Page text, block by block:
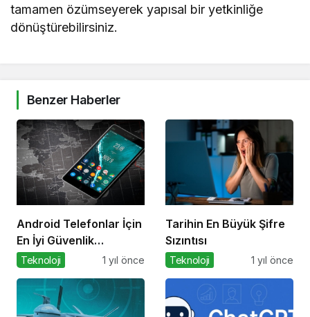
tamamen özümseyerek yapısal bir yetkinliğe
dönüştürebilirsiniz.
Benzer Haberler
Android Telefonlar İçin
En İyi Güvenlik
Uygulamaları
Teknoloji 1 yıl önce
Tarihin En Büyük Şifre
Sızıntısı
Teknoloji 1 yıl önce